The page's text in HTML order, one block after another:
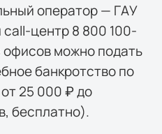
оператор — ГАУ
центр 8 800 100-
можно подать
банкротство по
25 000 ₽ до
бесплатно).